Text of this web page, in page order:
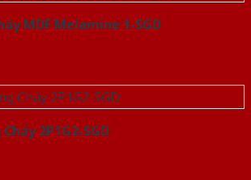
MDF Melamine 1-SGD
2P1G2-SGD